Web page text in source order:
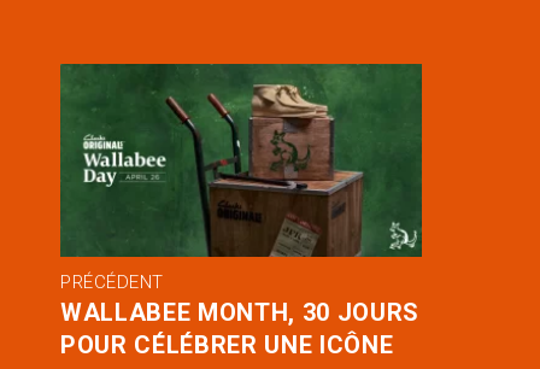
PRÉCÉDENT
WALLABEE MONTH, 30 JOURS
POUR CÉLÉBRER UNE ICÔNE